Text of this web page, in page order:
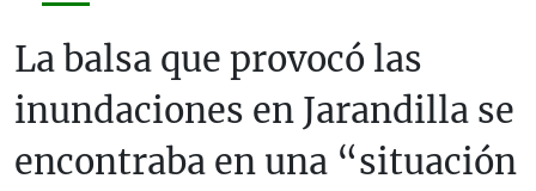
La balsa que provocó las
inundaciones en Jarandilla se
encontraba en una “situación